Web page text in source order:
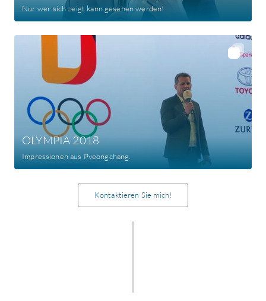
Nur wer sich zeigt kann gesehen werden!
OLYMPIA 2018
Impressionen aus Pyeongchang.
Kontaktieren Sie mich!